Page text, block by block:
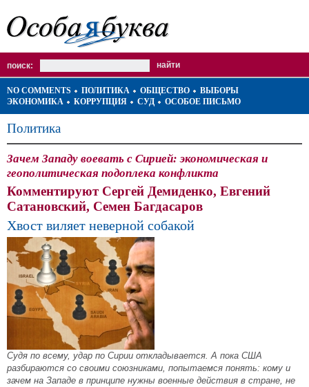
поиск:
NO COMMENTS ПОЛИТИКА ОБЩЕСТВО
ВЫБОРЫ
ЭКОНОМИКА
КОРРУПЦИЯ СУД ОСОБОЕ ПИСЬМО
Политика
Зачем Западу воевать с Сирией: экономическая и
геополитическая подоплека конфликта
Комментируют Сергей Демиденко, Евгений
Сатановский, Семен Багдасаров
Хвост виляет неверной собакой
Судя по всему, удар по Сирии откладывается. А пока США
разбираются со своими союзниками, попытаемся понять: кому и
зачем на Западе в принципе нужны военные действия в стране, не